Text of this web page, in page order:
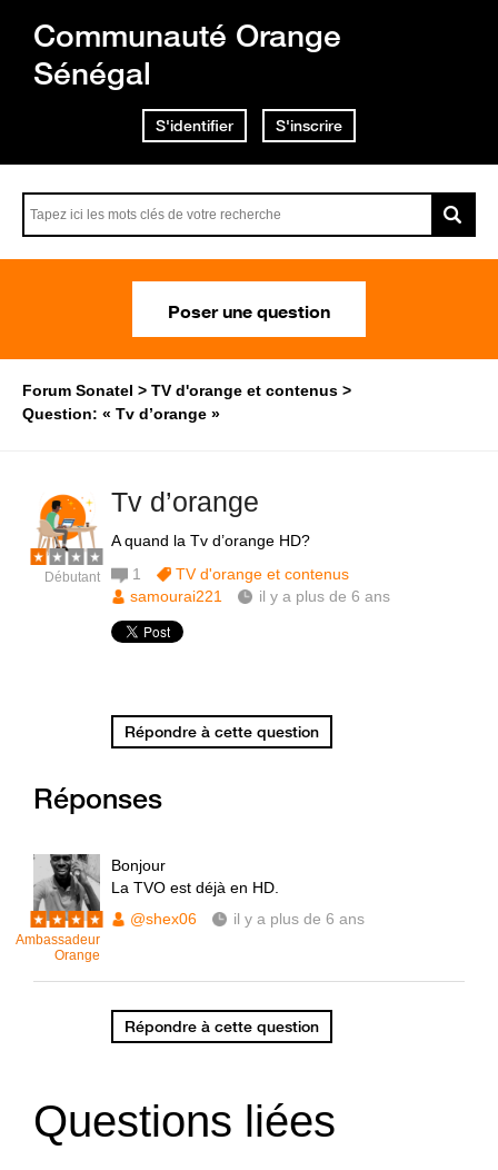
Communauté Orange
Sénégal
S'identifier S'inscrire
Poser une question
Forum Sonatel
TV d'orange et contenus
Question: « Tv d’orange »
Tv d’orange
A quand la Tv d’orange HD?
Débutant 1
TV d'orange et contenus
samourai221
il y a plus de 6 ans
Répondre à cette question
Réponses
Ambassadeur
Orange
Bonjour
La TVO est déjà en HD.
@shex06
il y a plus de 6 ans
Répondre à cette question
Questions liées